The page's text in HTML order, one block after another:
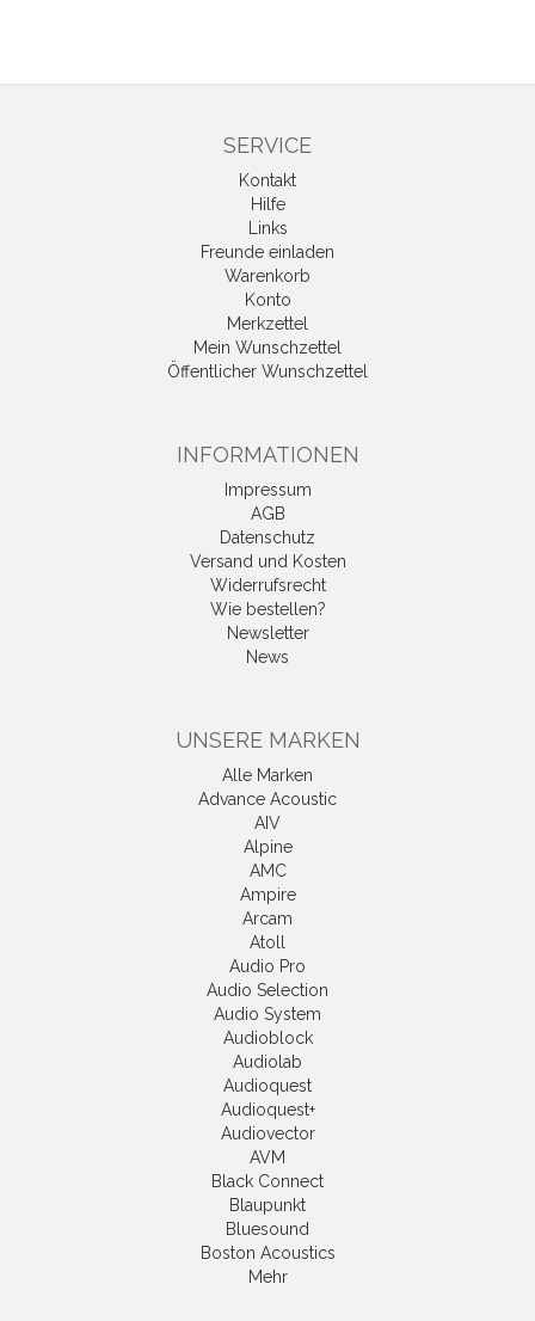
SERVICE
Kontakt
Hilfe
Links
Freunde einladen
Warenkorb
Konto
Merkzettel
Mein Wunschzettel
Öffentlicher Wunschzettel
INFORMATIONEN
Impressum
AGB
Datenschutz
Versand und Kosten
Widerrufsrecht
Wie bestellen?
Newsletter
News
UNSERE MARKEN
Alle Marken
Advance Acoustic
AIV
Alpine
AMC
Ampire
Arcam
Atoll
Audio Pro
Audio Selection
Audio System
Audioblock
Audiolab
Audioquest
Audioquest+
Audiovector
AVM
Black Connect
Blaupunkt
Bluesound
Boston Acoustics
Mehr